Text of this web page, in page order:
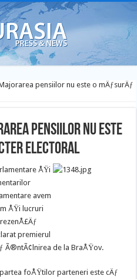
pensiilor nu este o mÄƒsurÄƒ
pensiilor nu este
electoral
ÅŸi
avem
ÅŸi lucruri
premierul
Ã®ntÃ¢lnirea de la BraÅŸov.
foÅŸtilor parteneri este cÄƒ